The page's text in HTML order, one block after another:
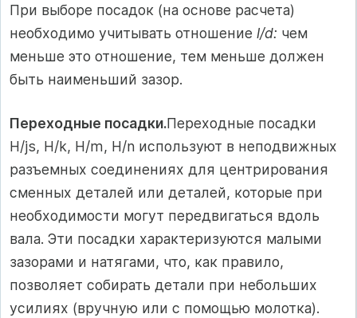
При выборе посадок (на основе расчета)
необходимо учитывать отношение l/d: чем
меньше это отношение, тем меньше должен
быть наименьший зазор.
Переходные посадки.Переходные посадки
Н/js, Н/k, Н/m, Н/n используют в неподвижных
разъемных соединениях для центрирования
сменных деталей или деталей, которые при
необходимости могут передвигаться вдоль
вала. Эти посадки характеризуются малыми
зазорами и натягами, что, как правило,
позволяет собирать детали при небольших
усилиях (вручную или с помощью молотка).